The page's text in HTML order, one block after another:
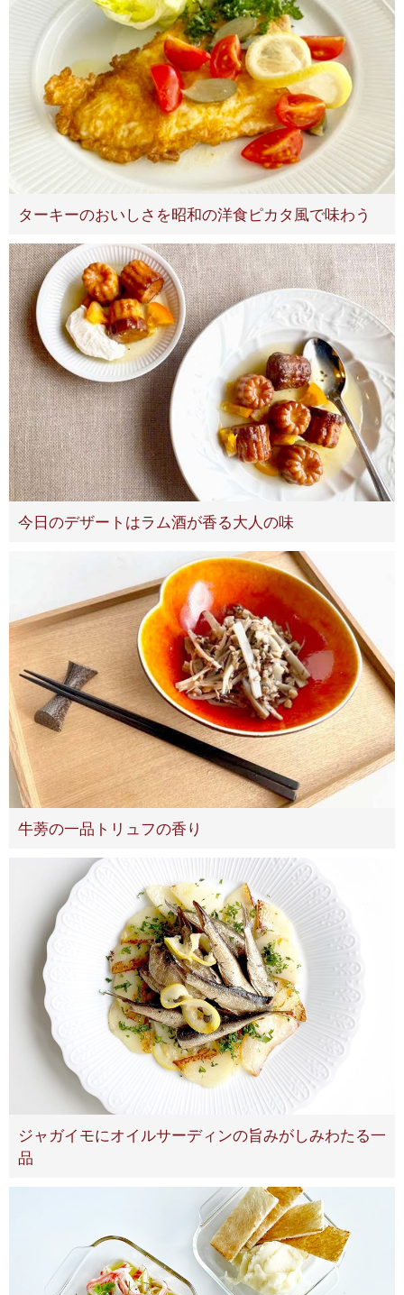
ターキーのおいしさを昭和の洋食ピカタ風で味わう
今日のデザートはラム酒が香る大人の味
牛蒡の一品トリュフの香り
ジャガイモにオイルサーディンの旨みがしみわたる一
品